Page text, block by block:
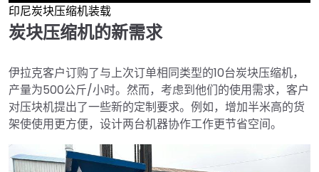
►
印尼炭块压缩机装载
炭块压缩机的新需求
伊拉克客户订购了与上次订单相同类型的10台炭块压缩机，
产量为500公斤/小时。然而，考虑到他们的使用需求，客户
对压块机提出了一些新的定制要求。例如，增加半米高的货
架使使用更方便，设计两台机器协作工作更节省空间。